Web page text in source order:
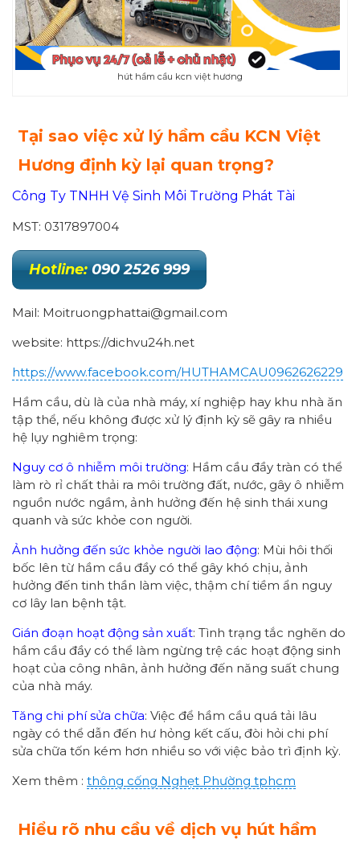
hút hầm cầu kcn việt hương
Tại sao việc xử lý hầm cầu KCN Việt
Hương định kỳ lại quan trọng?
Công Ty TNHH Vệ Sinh Môi Trường Phát Tài
MST: 0317897004
Hotline: 090 2526 999
Mail: Moitruongphattai@gmail.com
website: https://dichvu24h.net
https://www.facebook.com/HUTHAMCAU0962626229
Hầm cầu, dù là của nhà máy, xí nghiệp hay khu nhà ăn
tập thể, nếu không được xử lý định kỳ sẽ gây ra nhiều
hệ lụy nghiêm trọng:
Nguy cơ ô nhiễm môi trường: Hầm cầu đầy tràn có thể
làm rò rỉ chất thải ra môi trường đất, nước, gây ô nhiễm
nguồn nước ngầm, ảnh hưởng đến hệ sinh thái xung
quanh và sức khỏe con người.
Ảnh hưởng đến sức khỏe người lao động: Mùi hôi thối
bốc lên từ hầm cầu đầy có thể gây khó chịu, ảnh
hưởng đến tinh thần làm việc, thậm chí tiềm ẩn nguy
cơ lây lan bệnh tật.
Gián đoạn hoạt động sản xuất: Tình trạng tắc nghẽn do
hầm cầu đầy có thể làm ngừng trệ các hoạt động sinh
hoạt của công nhân, ảnh hưởng đến năng suất chung
của nhà máy.
Tăng chi phí sửa chữa: Việc để hầm cầu quá tải lâu
ngày có thể dẫn đến hư hỏng kết cấu, đòi hỏi chi phí
sửa chữa tốn kém hơn nhiều so với việc bảo trì định kỳ.
Xem thêm : thông cống Nghẹt Phường tphcm
Hiểu rõ nhu cầu về dịch vụ hút hầm